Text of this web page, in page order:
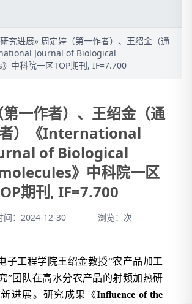
研究进展» 周定婷（第一作者）、王绍金（通
Journal of Biological
中科院一区TOP期刊, IF=7.700
一作者）、王绍金（通
）《International
of Biological
》中科院一区
期刊, IF=7.700
间：2024-12-30 浏览： 次
子工程学院王绍金教授“农产品加工
”团队在高水分农产品的射频加热研
进展。研究成果《Influence of the